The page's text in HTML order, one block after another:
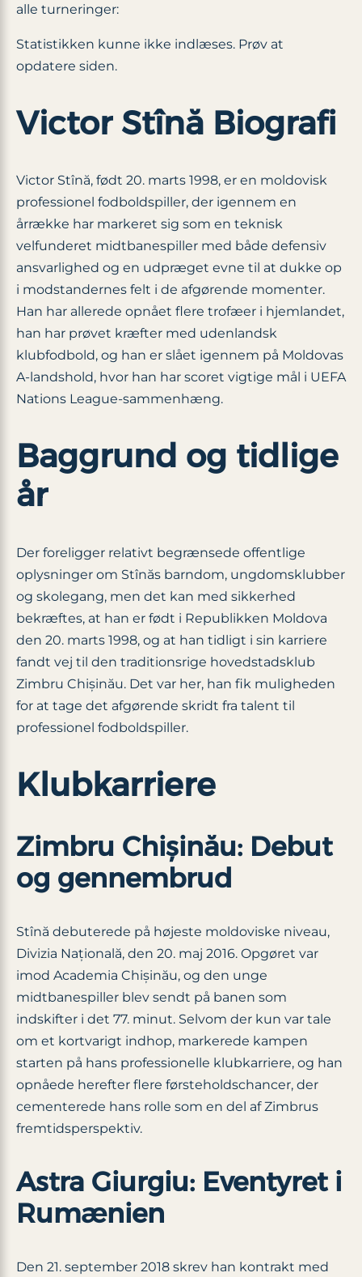
alle turneringer:
Statistikken kunne ikke indlæses. Prøv at
opdatere siden.
Victor Stînă Biografi
Victor Stînă, født 20. marts 1998, er en moldovisk
professionel fodboldspiller, der igennem en
årrække har markeret sig som en teknisk
velfunderet midtbanespiller med både defensiv
ansvarlighed og en udpræget evne til at dukke op
i modstandernes felt i de afgørende momenter.
Han har allerede opnået flere trofæer i hjemlandet,
han har prøvet kræfter med udenlandsk
klubfodbold, og han er slået igennem på Moldovas
A-landshold, hvor han har scoret vigtige mål i UEFA
Nations League-sammenhæng.
Baggrund og tidlige
år
Der foreligger relativt begrænsede offentlige
oplysninger om Stînăs barndom, ungdomsklubber
og skolegang, men det kan med sikkerhed
bekræftes, at han er født i Republikken Moldova
den 20. marts 1998, og at han tidligt i sin karriere
fandt vej til den traditionsrige hovedstadsklub
Zimbru Chișinău. Det var her, han fik muligheden
for at tage det afgørende skridt fra talent til
professionel fodboldspiller.
Klubkarriere
Zimbru Chișinău: Debut
og gennembrud
Stînă debuterede på højeste moldoviske niveau,
Divizia Națională, den 20. maj 2016. Opgøret var
imod Academia Chișinău, og den unge
midtbanespiller blev sendt på banen som
indskifter i det 77. minut. Selvom der kun var tale
om et kortvarigt indhop, markerede kampen
starten på hans professionelle klubkarriere, og han
opnåede herefter flere førsteholdschancer, der
cementerede hans rolle som en del af Zimbrus
fremtidsperspektiv.
Astra Giurgiu: Eventyret i
Rumænien
Den 21. september 2018 skrev han kontrakt med